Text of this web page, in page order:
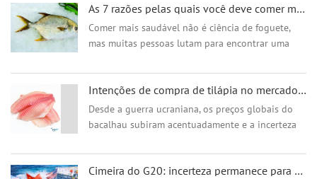
As 7 razões pelas quais você deve comer mais peixe
Comer mais saudável não é ciência de foguete,
mas muitas pessoas lutam para encontrar uma
lhe algumas razões que tornar&at...
Intenções de compra de tilápia no mercado europeu aumentam, varejistas focam na estabilidade da cade
Desde a guerra ucraniana, os preços globais do
bacalhau subiram acentuadamente e a incerteza
O mercado europeu começou a procurar
alternati...
Cimeira do G20: incerteza permanece para o mercado de Tilápia